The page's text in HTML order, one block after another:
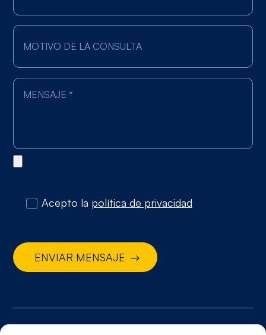
Acepto la política de privacidad
ENVIAR MENSAJE